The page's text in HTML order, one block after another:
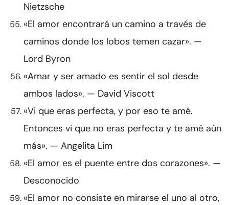
Nietzsche
«El amor encontrará un camino a través de
caminos donde los lobos temen cazar». —
Lord Byron
«Amar y ser amado es sentir el sol desde
ambos lados». — David Viscott
«Vi que eras perfecta, y por eso te amé.
Entonces vi que no eras perfecta y te amé aún
más». — Angelita Lim
«El amor es el puente entre dos corazones». —
Desconocido
«El amor no consiste en mirarse el uno al otro,